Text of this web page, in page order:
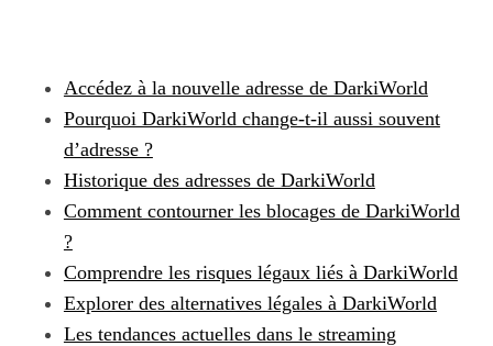
Accédez à la nouvelle adresse de DarkiWorld
Pourquoi DarkiWorld change-t-il aussi souvent
d’adresse ?
Historique des adresses de DarkiWorld
Comment contourner les blocages de DarkiWorld
?
Comprendre les risques légaux liés à DarkiWorld
Explorer des alternatives légales à DarkiWorld
Les tendances actuelles dans le streaming